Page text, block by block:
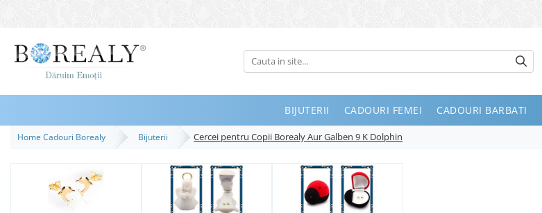
Bijuterii
Inele
Bratari
BIJUTERII CADOURI FEMEI CADOURI BARBATI
Home Cadouri Borealy Bijuterii Cercei pentru Copii Borealy Aur Galben 9 K Dolphin